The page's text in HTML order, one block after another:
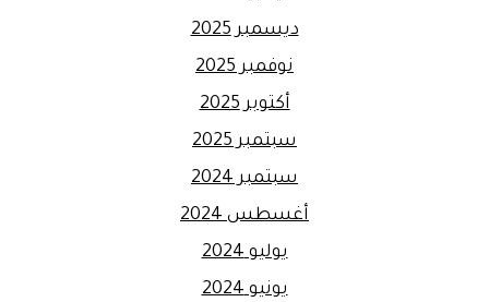
ديسمبر 2025
نوفمبر 2025
أكتوبر 2025
سبتمبر 2025
سبتمبر 2024
أغسطس 2024
يوليو 2024
يونيو 2024